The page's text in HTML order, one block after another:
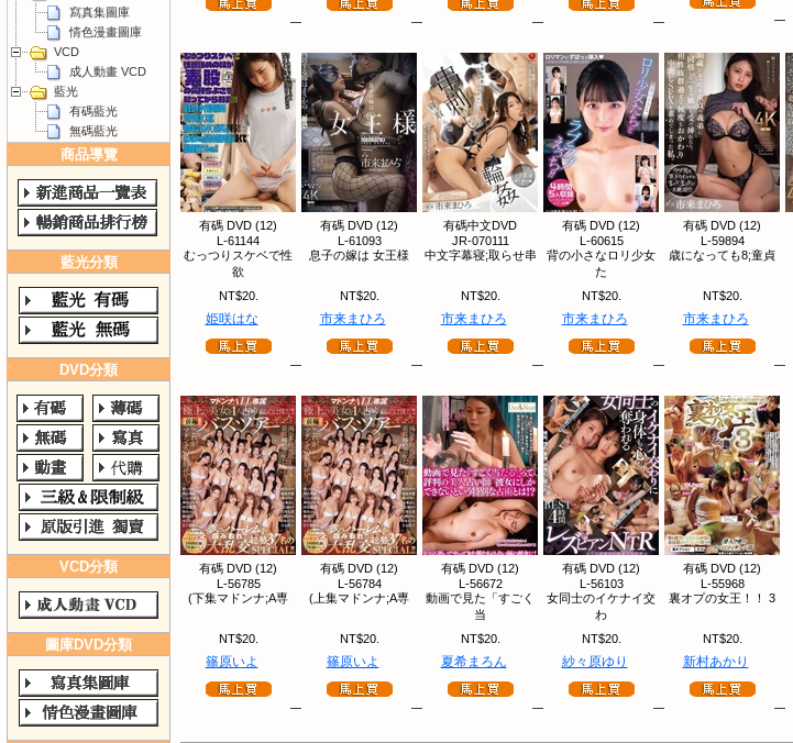
寫真集圖庫
情色漫畫圖庫
VCD
成人動畫 VCD
藍光
有碼藍光
無碼藍光
商品導覽
藍光分類
DVD分類
VCD分類
圖庫DVD分類
有碼 DVD (12)
L-61144
むっつりスケベで性
欲
NT$20.
姫咲はな
有碼 DVD (12)
L-61093
息子の嫁は 女王様
NT$20.
市来まひろ
有碼中文DVD
JR-070111
中文字幕寝;取らせ串
NT$20.
市来まひろ
有碼 DVD (12)
L-60615
背の小さなロリ少女
た
NT$20.
市来まひろ
有碼 DVD (12)
L-59894
歳になっても8;童貞
NT$20.
市来まひろ
有碼 DVD (12)
L-56785
(下集マドンナ;A専
NT$20.
篠原いよ
有碼 DVD (12)
L-56784
(上集マドンナ;A専
NT$20.
篠原いよ
有碼 DVD (12)
L-56672
動画で見た「すごく
当
NT$20.
夏希まろん
有碼 DVD (12)
L-56103
女同士のイケナイ交
わ
NT$20.
紗々原ゆり
有碼 DVD (12)
L-55968
裏オプの女王！！ 3
NT$20.
新村あかり